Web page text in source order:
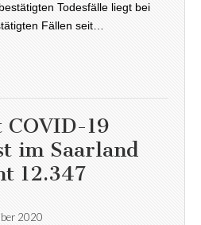
Todesfälle liegt bei
Fällen seit…
19
im Saarland
12.347
2020